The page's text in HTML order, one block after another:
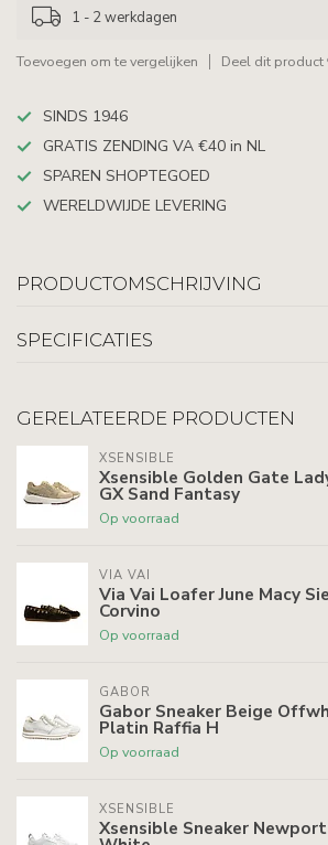
1 - 2 werkdagen
Toevoegen om te vergelijken Deel dit product
SINDS 1946
GRATIS ZENDING VA €40 in NL
SPAREN SHOPTEGOED
WERELDWIJDE LEVERING
PRODUCTOMSCHRIJVING
SPECIFICATIES
GERELATEERDE PRODUCTEN
XSENSIBLE
Xsensible Golden Gate
GX Sand Fantasy
Op voorraad
VIA VAI
Via Vai Loafer June Macy
Corvino
Op voorraad
GABOR
Gabor Sneaker Beige
Platin Raffia H
Op voorraad
XSENSIBLE
Xsensible Sneaker